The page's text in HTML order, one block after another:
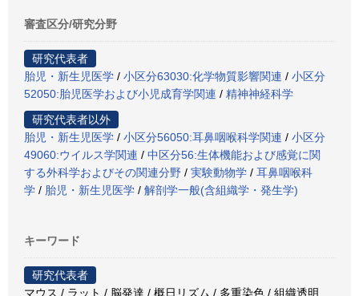
審査区分/研究分野
研究代表者
胎児・新生児医学 / 小区分63030:化学物質影響関連 / 小区分
52050:胎児医学および小児成育学関連 / 精神神経科学
研究代表者以外
胎児・新生児医学 / 小区分56050:耳鼻咽喉科学関連 / 小区分
49060:ウイルス学関連 / 中区分56:生体機能および感覚に関
する外科学およびその関連分野 / 実験動物学 / 耳鼻咽喉科
学 / 胎児・新生児医学 / 解剖学一般(含組織学・発生学)
キーワード
研究代表者
マウス / ラット / 脳発達 / 概日リズム / 多重染色 / 組織透明